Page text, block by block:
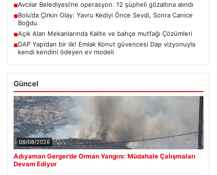
■Avcılar Belediyesi’ne operasyon. 12 şüpheli gözaltına alındı
■Bolu’da Çirkin Olay: Yavru Kediyi Önce Sevdi, Sonra Canice
Boğdu
■Açık Alan Mekanlarında Kalite ve bahçe mutfağı Çözümleri
■DAP Yapı’dan bir ilk! Emlak Konut güvencesi Dap vizyonuyla
kendi kendini ödeyen ev modeli
Güncel
06/08/2026
Adıyaman Gerger’de Orman Yangını: Müdahale Çalışmaları
Devam Ediyor